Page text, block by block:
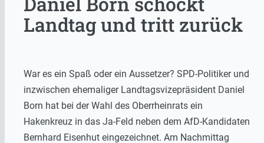
Landtag und tritt zurück
War es ein Spaß oder ein Aussetzer? SPD-Politiker und
inzwischen ehemaliger Landtagsvizepräsident Daniel
Born hat bei der Wahl des Oberrheinrats ein
Hakenkreuz in das Ja-Feld neben dem AfD-Kandidaten
Bernhard Eisenhut eingezeichnet. Am Nachmittag